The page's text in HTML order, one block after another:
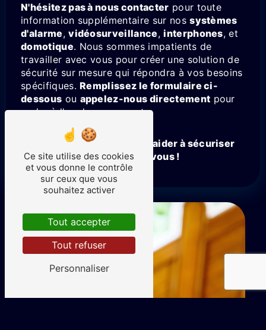
N'hésitez pas à nous contacter pour toute
information supplémentaire sur nossystèmes
d'alarme,vidéosurveillance,interphones, et
domotique. Nous sommes impatients de
travailler avec vous pour créer une solution de
sécurité sur mesure qui répondra à vos besoins
spécifiques.Remplissez le formulaire ci-
dessous ou appelez-nous directement pour
parler à l'un de nos experts.
Nous sommes là pour vous aider à sécuriser
ce qui compte le plus pour vous !
Ce site utilise des cookies
et vous donne le contrôle
sur ceux que vous
souhaitez activer
Tout accepter
Tout refuser
Personnaliser